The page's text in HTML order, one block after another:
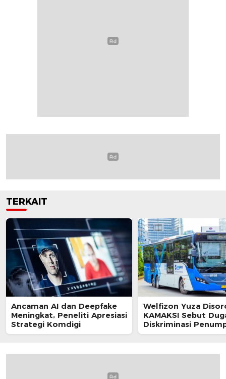
TERKAIT
Ancaman AI dan Deepfake
Meningkat, Peneliti Apresiasi
Strategi Komdigi
Welfizon Yuza
KAMAKSI Sebut
Diskriminasi
TransJakarta